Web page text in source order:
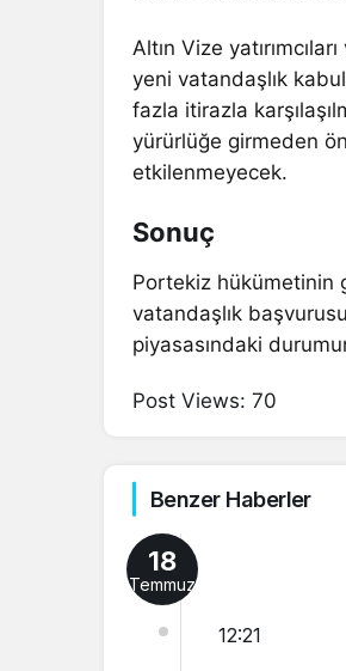
Altın Vize
yeni vatandaşlık
fazla itirazla
yürürlüğe girmeden
etkilenmeyecek.
Sonuç
Portekiz hükümetinin
vatandaşlık
piyasasındaki
Post Views: 70
Benzer Haberler
18
Temmuz
12:21